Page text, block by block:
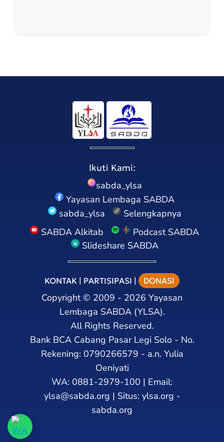
Ikuti Kami:
sabda_ylsa
Yayasan Lembaga SABDA
sabda_ylsa
Selengkapnya
SABDA Alkitab
Podcast SABDA
Slideshare SABDA
KONTAK | PARTISIPASI | DONASI
Copyright© 2009 - 2026 Yayasan
Lembaga SABDA (YLSA).
All Rights Reserved.
Bank BCA Cabang Pasar Legi Solo - No.
Rekening: 0790266579 - a.n. Yulia
Oeniyati
WA: 0881-2979-100 | Email:
ylsa@sabda.org | Situs: ylsa.org -
sabda.org